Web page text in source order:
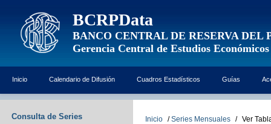
BCRPData
BANCO CENTRAL DE RESERVA DEL
Gerencia Central de Estudios Económicos
Inicio Calendario de Difusión Cuadros Estadísticos Guías
Consulta de Series Inicio / Series Mensuales / Ver